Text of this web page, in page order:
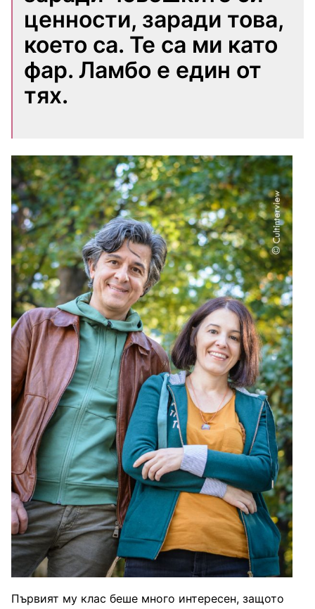
ценности, заради това,
което са. Те са ми като
фар. Ламбо е един от
тях.
Първият му клас беше много интересен, защото